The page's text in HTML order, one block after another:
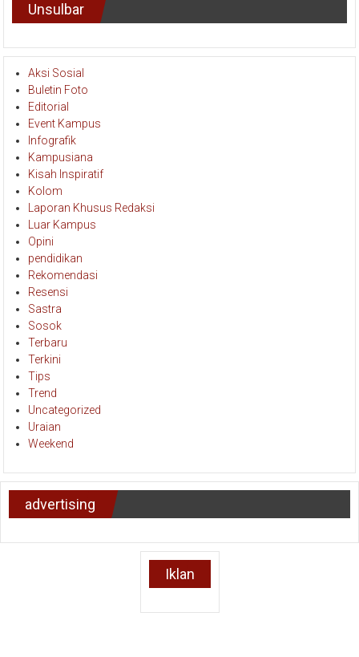
Unsulbar
Aksi Sosial
Buletin Foto
Editorial
Event Kampus
Infografik
Kampusiana
Kisah Inspiratif
Kolom
Laporan Khusus Redaksi
Luar Kampus
Opini
pendidikan
Rekomendasi
Resensi
Sastra
Sosok
Terbaru
Terkini
Tips
Trend
Uncategorized
Uraian
Weekend
advertising
Iklan